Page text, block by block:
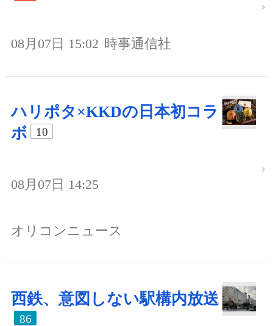
08月07日 15:02 時事通信社
ハリポタ×KKDの日本初コラ
ボ
10
08月07日 14:25
オリコンニュース
西鉄、意図しない駅構内放送
86